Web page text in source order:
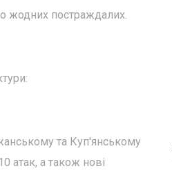
жодних постраждалих.
та Куп'янському
атак, а також нові